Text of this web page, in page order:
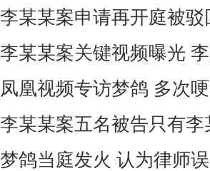
李某某案申请再开庭被驳
李某某案关键视频曝光
凤凰视频专访梦鸽 多次
李某某案五名被告只有
梦鸽当庭发火 认为律师